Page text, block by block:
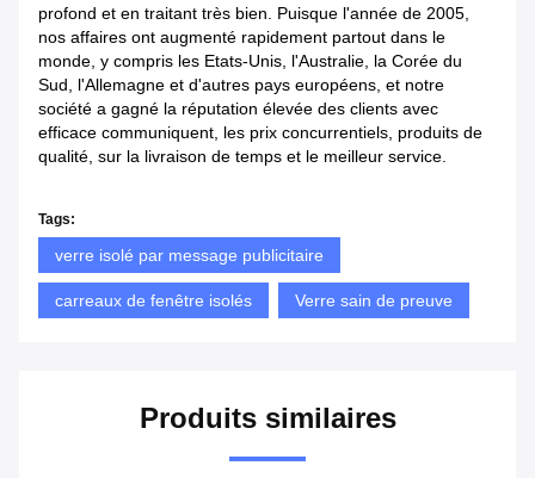
profond et en traitant très bien. Puisque l'année de 2005,
nos affaires ont augmenté rapidement partout dans le
monde, y compris les Etats-Unis, l'Australie, la Corée du
Sud, l'Allemagne et d'autres pays européens, et notre
société a gagné la réputation élevée des clients avec
efficace communiquent, les prix concurrentiels, produits de
qualité, sur la livraison de temps et le meilleur service.
Tags:
verre isolé par message publicitaire
carreaux de fenêtre isolés Verre sain de preuve
Produits similaires